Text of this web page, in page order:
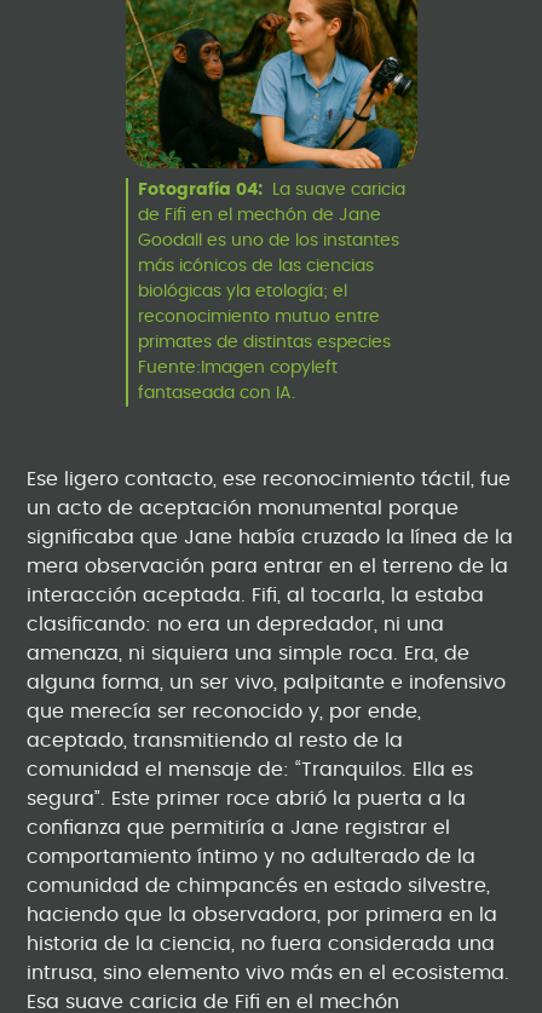
Fotografía 04:
La suave caricia
de Fifi en el mechón de Jane
Goodall es uno de los instantes
más icónicos de las ciencias
biológicas yla etología; el
reconocimiento mutuo entre
primates de distintas especies
Fuente:Imagen copyleft
fantaseada con IA.
Ese ligero contacto, ese reconocimiento táctil, fue
un acto de aceptación monumental porque
significaba que Jane había cruzado la línea de la
mera observación para entrar en el terreno de la
interacción aceptada. Fifi, al tocarla, la estaba
clasificando: no era un depredador, ni una
amenaza, ni siquiera una simple roca. Era, de
alguna forma, un ser vivo, palpitante e inofensivo
que merecía ser reconocido y, por ende,
aceptado, transmitiendo al resto de la
comunidad el mensaje de: “Tranquilos. Ella es
segura”. Este primer roce abrió la puerta a la
confianza que permitiría a Jane registrar el
comportamiento íntimo y no adulterado de la
comunidad de chimpancés en estado silvestre,
haciendo que la observadora, por primera en la
historia de la ciencia, no fuera considerada una
intrusa, sino elemento vivo más en el ecosistema.
Esa suave caricia de Fifi en el mechón